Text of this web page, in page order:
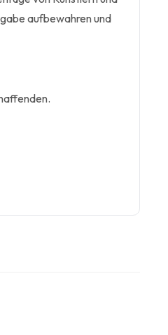
aufbewahren und